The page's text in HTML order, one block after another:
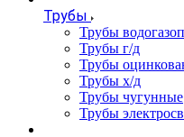
Трубы
Трубы
Трубы г/д
Трубы
Трубы х/д
Трубы чугунные
Трубы